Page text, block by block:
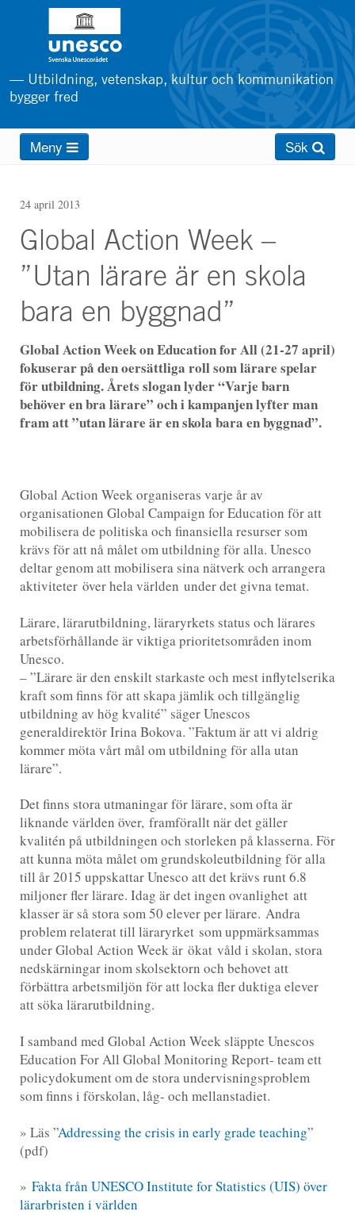
huvudinnehåll
— Utbildning, vetenskap, kultur och kommunikation
bygger fred
Main
menuMeny Sök
24 april 2013
Global Action Week –
”Utan lärare är en skola
bara en byggnad”
Global Action Week on Education for All (21-27 april)
fokuserar på den oersättliga roll som lärare spelar
för utbildning. Årets slogan lyder “Varje barn
behöver en bra lärare” och i kampanjen lyfter man
fram att ”utan lärare är en skola bara en byggnad”.
Global Action Week organiseras varje år av
organisationen Global Campaign for Education för att
mobilisera de politiska och finansiella resurser som
krävs för att nå målet om utbildning för alla. Unesco
deltar genom att mobilisera sina nätverk och arrangera
aktiviteter över hela världen under det givna temat.
Lärare, lärarutbildning, läraryrkets status och lärares
arbetsförhållande är viktiga prioritetsområden inom
Unesco.
– ”Lärare är den enskilt starkaste och mest inflytelserika
kraft som finns för att skapa jämlik och tillgänglig
utbildning av hög kvalité” säger Unescos
generaldirektör Irina Bokova. ”Faktum är att vi aldrig
kommer möta vårt mål om utbildning för alla utan
lärare”.
Det finns stora utmaningar för lärare, som ofta är
liknande världen över, framförallt när det gäller
kvalitén på utbildningen och storleken på klasserna. För
att kunna möta målet om grundskoleutbildning för alla
till år 2015 uppskattar Unesco att det krävs runt 6.8
miljoner fler lärare. Idag är det ingen ovanlighet att
klasser är så stora som 50 elever per lärare. Andra
problem relaterat till läraryrket som uppmärksammas
under Global Action Week är ökat våld i skolan, stora
nedskärningar inom skolsektorn och behovet att
förbättra arbetsmiljön för att locka fler duktiga elever
att söka lärarutbildning.
I samband med Global Action Week släppte Unescos
Education For All Global Monitoring Report- team ett
policydokument om de stora undervisningsproblem
som finns i förskolan, låg- och mellanstadiet.
» Läs ”Addressing the crisis in early grade teaching”
(pdf)
» Fakta från UNESCO Institute for Statistics (UIS) över
lärarbristen i världen